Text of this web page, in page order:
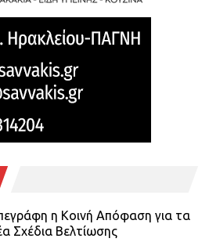
η Κοινή Απόφαση για τα
Σχέδια Βελτίωσης